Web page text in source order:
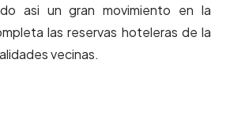
asi un gran movimiento en la
las reservas hoteleras de la
vecinas.